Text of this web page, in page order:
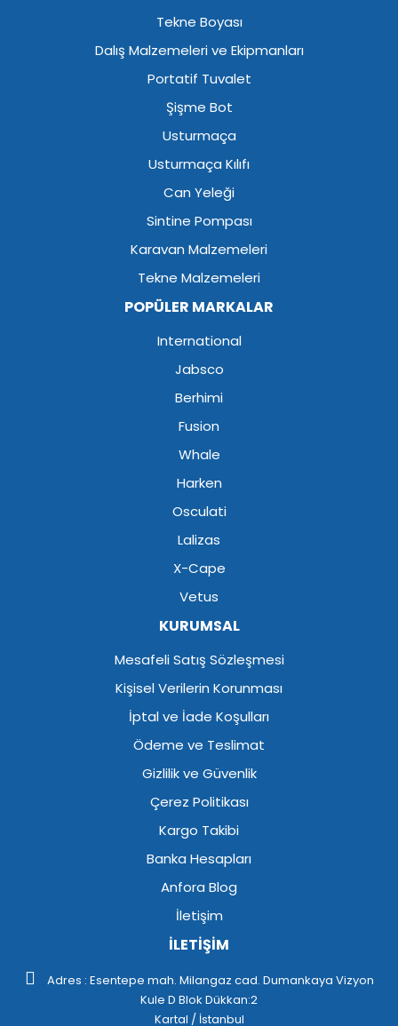
Tekne Boyası
Dalış Malzemeleri ve Ekipmanları
Portatif Tuvalet
Şişme Bot
Usturmaça
Usturmaça Kılıfı
Can Yeleği
Sintine Pompası
Karavan Malzemeleri
Tekne Malzemeleri
POPÜLER MARKALAR
International
Jabsco
Berhimi
Fusion
Whale
Harken
Osculati
Lalizas
X-Cape
Vetus
KURUMSAL
Mesafeli Satış Sözleşmesi
Kişisel Verilerin Korunması
İptal ve İade Koşulları
Ödeme ve Teslimat
Gizlilik ve Güvenlik
Çerez Politikası
Kargo Takibi
Banka Hesapları
Anfora Blog
İletişim
İLETİŞİM
Adres : Esentepe mah. Milangaz cad. Dumankaya Vizyon
Kule D Blok Dükkan:2
Kartal / İstanbul